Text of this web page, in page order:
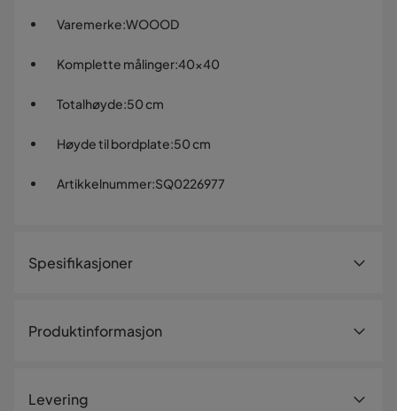
Varemerke:WOOOD
Komplette målinger:40x40
Totalhøyde:50 cm
Høyde til bordplate:50 cm
Artikkelnummer:SQ0226977
Spesifikasjoner
Størrelse
Produktinformasjon
Levering